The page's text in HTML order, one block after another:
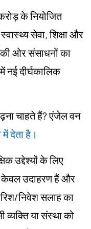
के नियोजित
सेवा, शिक्षा और
की ओर संसाधनों का
दीर्घकालिक
चाहते हैं? एंजेल वन
में देता है।
उद्देश्यों के लिए
केवल उदाहरण हैं और
निवेश सलाह का
व्यक्ति या संस्था को